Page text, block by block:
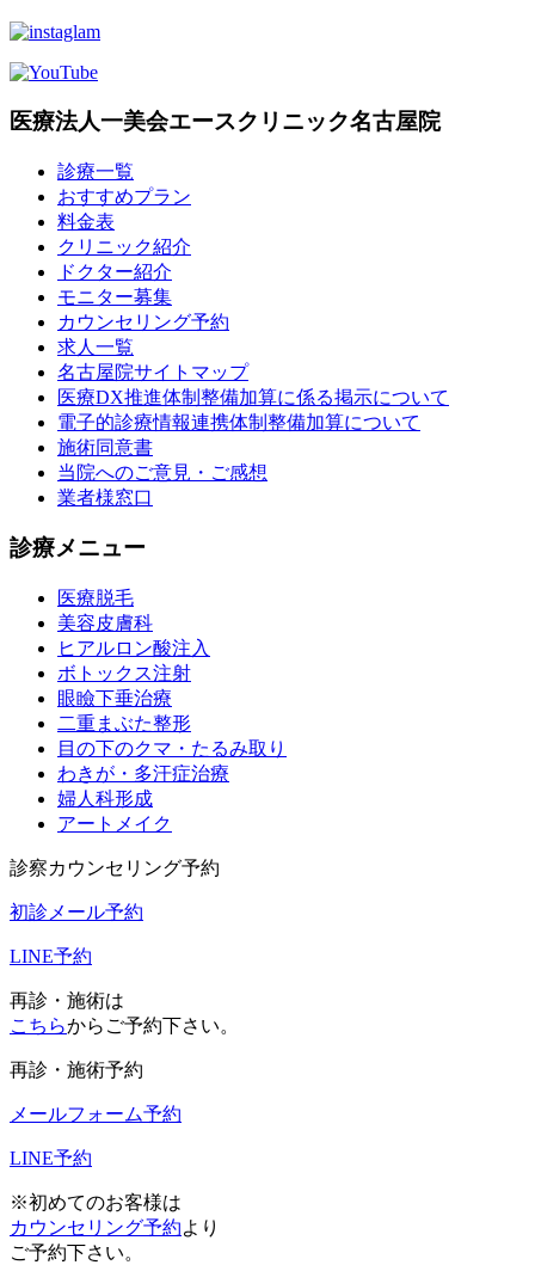
医療法人一美会エースクリニック名古屋院
診療一覧
おすすめプラン
料金表
クリニック紹介
ドクター紹介
モニター募集
カウンセリング予約
求人一覧
名古屋院サイトマップ
医療DX推進体制整備加算に係る掲示について
電子的診療情報連携体制整備加算について
施術同意書
当院へのご意見・ご感想
業者様窓口
診療メニュー
医療脱毛
美容皮膚科
ヒアルロン酸注入
ボトックス注射
眼瞼下垂治療
二重まぶた整形
目の下のクマ・たるみ取り
わきが・多汗症治療
婦人科形成
アートメイク
診察カウンセリング予約
初診メール予約
LINE予約
再診・施術は
こちらからご予約下さい。
再診・施術予約
メールフォーム予約
LINE予約
※初めてのお客様は
カウンセリング予約より
ご予約下さい。